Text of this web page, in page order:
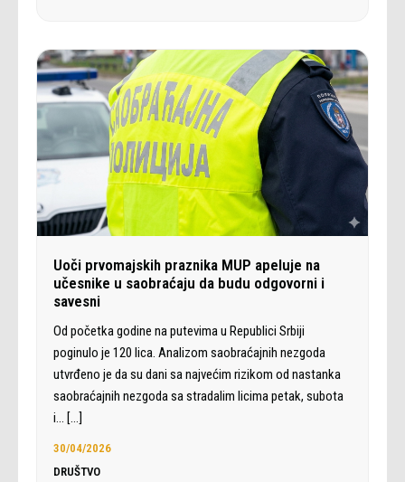
Uoči prvomajskih praznika MUP apeluje na
učesnike u saobraćaju da budu odgovorni i
savesni
Od početka godine na putevima u Republici Srbiji
poginulo je 120 lica. Analizom saobraćajnih nezgoda
utvrđeno je da su dani sa najvećim rizikom od nastanka
saobraćajnih nezgoda sa stradalim licima petak, subota
i…
[…]
30/04/2026
DRUŠTVO